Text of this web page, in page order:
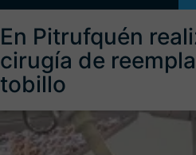
En Pitrufquén
cirugía de
tobillo